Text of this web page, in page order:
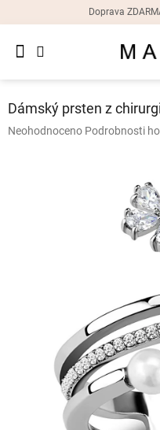
Doprava
Dámské
náušnice
Dámský prsten z
Průměrné
Neohodnoceno Podrobnosti